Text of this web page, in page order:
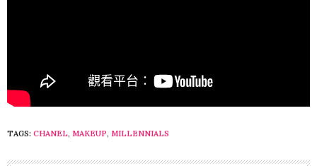
TAGS: CHANEL, MAKEUP, MILLENNIALS